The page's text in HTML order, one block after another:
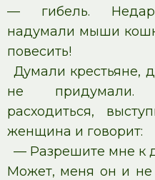
— гибель.
надумали мыши
повесить!
Думали крестьяне,
не придумали.
расходиться,
женщина и говорит:
— Разрешите мне к
Может, меня он и не